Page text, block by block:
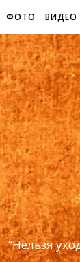
ФОТО ВИДЕО
“Нельзя